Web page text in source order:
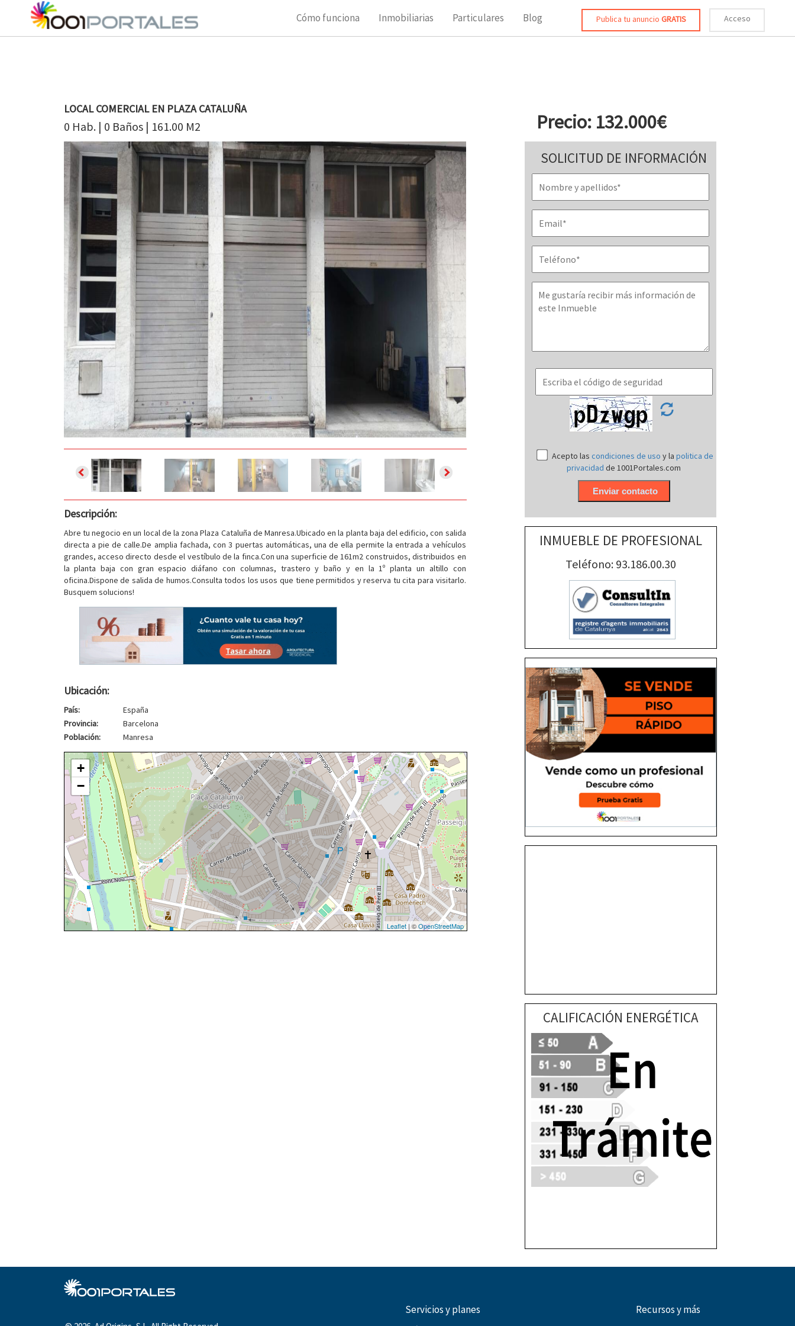
Cómo funciona Inmobiliarias Particulares Blog Publica tu anuncio GRATIS Acceso
LOCAL COMERCIAL EN PLAZA CATALUÑA
0 Hab. | 0 Baños | 161.00 M2
Descripción:
Abre tu negocio en un local de la zona Plaza Cataluña de Manresa.Ubicado en la planta baja del edificio, con salida
directa a pie de calle.De amplia fachada, con 3 puertas automáticas, una de ella permite la entrada a vehículos
grandes, acceso directo desde el vestíbulo de la finca.Con una superficie de 161m2 construidos, distribuidos en
la planta baja con gran espacio diáfano con columnas, trastero y baño y en la 1º planta un altillo con
oficina.Dispone de salida de humos.Consulta todos los usos que tiene permitidos y reserva tu cita para visitarlo.
Busquem solucions!
Ubicación:
País:
España
Provincia:
Barcelona
Población:
Manresa
+
−
Leaflet| ©OpenStreetMap
Precio: 132.000€
SOLICITUD DE INFORMACIÓN
Acepto lascondiciones de usoy lapolitica de
privacidadde 1001Portales.com
INMUEBLE DE PROFESIONAL
Teléfono: 93.186.00.30
CALIFICACIÓN ENERGÉTICA
Servicios y planes
Recursos y más